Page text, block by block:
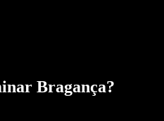
Bragança?